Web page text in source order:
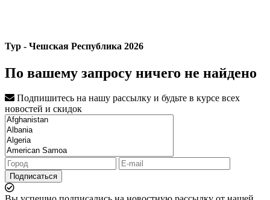
Тур - Чешская Республика 2026
По вашему запросу ничего не найдено
Подпишитесь на нашу рассылку и будьте в курсе всех
новостей и скидок
Подписаться